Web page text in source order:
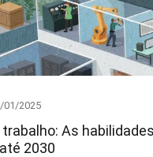
01/2025
As
2030